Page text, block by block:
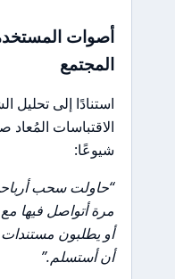
أصوات
المجتمع
استنادًا إلى تحليل
الاقتباسات المُعاد
شيوعًا:
“حاولت سحب
مرة أتواصل فيها
أو يطلبون مستندات
أن أستسلم.”